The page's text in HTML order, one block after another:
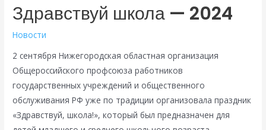
Здравствуй школа — 2024
Новости
2 сентября Нижегородская областная организация
Общероссийского профсоюза работников
государственных учреждений и общественного
обслуживания РФ уже по традиции организовала праздник
«Здравствуй, школа!», который был предназначен для